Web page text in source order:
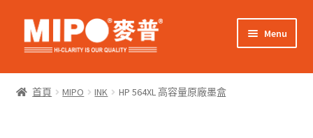
Skip
to
Skip
to
Menu
網上購物
首頁 MIPO INK HP 564XL 高容量原廠墨盒